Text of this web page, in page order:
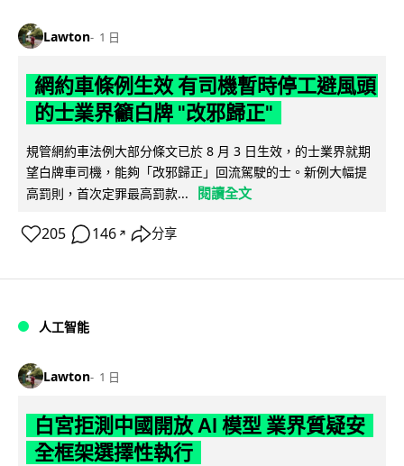
Lawton 1 日
網約車條例生效 有司機暫時停工避風頭
的士業界籲白牌 "改邪歸正"
規管網約車法例大部分條文已於 8 月 3 日生效，的士業界就期
望白牌車司機，能夠「改邪歸正」回流駕駛的士。新例大幅提
高罰則，首次定罪最高罰款...
閱讀全文
205 146 ↗ 分享
人工智能
Lawton 1 日
白宮拒測中國開放 AI 模型 業界質疑安
全框架選擇性執行